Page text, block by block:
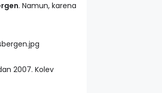
. Namun, karena
2007. Kolev